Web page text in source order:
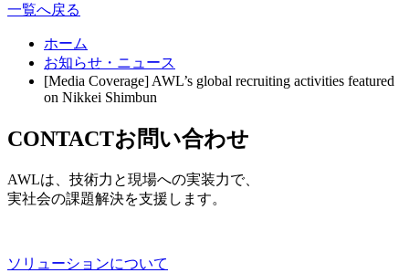
一覧へ戻る
ホーム
お知らせ・ニュース
[Media Coverage] AWL’s global recruiting activities featured
on Nikkei Shimbun
CONTACTお問い合わせ
AWLは、技術力と現場への実装力で、
実社会の課題解決を支援します。
ソリューションについて